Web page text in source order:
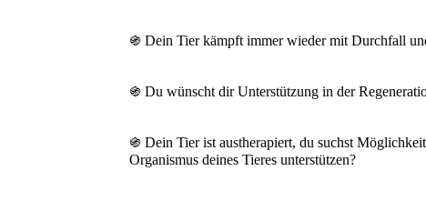
֍ Dein Tier kämpft immer wieder mit Durchfall
֍ Du wünscht dir Unterstützung in der
֍ Dein Tier ist austherapiert, du suchst
Organismus deines Tieres unterstützen?